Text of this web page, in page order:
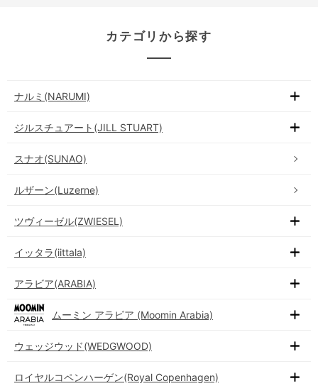
カテゴリから探す
ナルミ(NARUMI)
ジルスチュアート(JILL STUART)
スナオ(SUNAO)
ルザーン(Luzerne)
ツヴィーゼル(ZWIESEL)
イッタラ(iittala)
アラビア(ARABIA)
ムーミン アラビア (Moomin Arabia)
ウェッジウッド(WEDGWOOD)
ロイヤルコペンハーゲン(Royal Copenhagen)